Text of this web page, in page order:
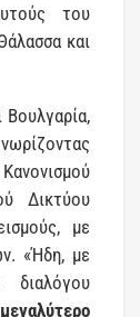
του
και
Δικτύου
με
«Ήδη, με
διαλόγου